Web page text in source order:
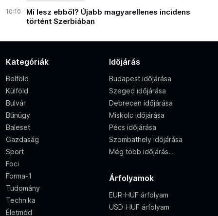
10:10
Mi lesz ebből? Újabb magyarellenes incidens
történt Szerbiában
Kategóriák
Belföld
Külföld
Bulvár
Bűnügy
Baleset
Gazdaság
Sport
Foci
Forma-1
Tudomány
Technika
Életmód
Időjárás
Budapest időjárása
Szeged időjárása
Debrecen időjárása
Miskolc időjárása
Pécs időjárása
Szombathely időjárása
Még több időjárás…
Árfolyamok
EUR-HUF árfolyam
USD-HUF árfolyam